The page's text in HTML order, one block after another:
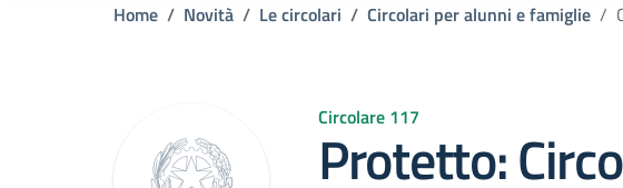
Home Novità Le circolari Circolari per alunni e famiglie
Circolare 117
Protetto: